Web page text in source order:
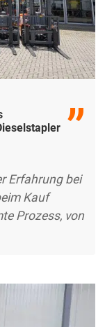
Erfahrung bei
Kauf
Prozess, von
HUAYA hat